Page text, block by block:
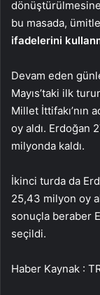
bu masada,
ifadelerini
Devam eden
Mayıs’taki ilk
Millet İttifakı’nın
oy aldı. Erdoğan
milyonda kaldı.
İkinci turda da
25,43 milyon oy
sonuçla beraber
seçildi.
Haber Kaynak :